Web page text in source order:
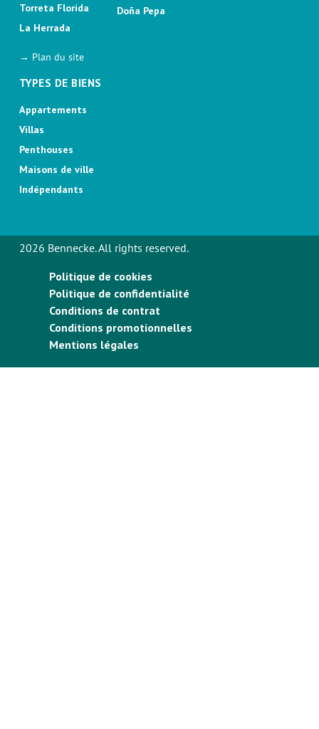
Torreta Florida
La Herrada
Doña Pepa
→ Plan du site
TYPES DE BIENS
Appartements
Villas
Penthouses
Maisons de ville
Indépendants
2026 Bennecke. All rights reserved.
Politique de cookies
Politique de confidentialité
Conditions de contrat
Conditions promotionnelles
Mentions légales